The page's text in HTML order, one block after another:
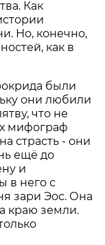
Как
Но, конечно,
как в
были
они любили
что не
мифограф
страсть - они
ещё до
и
в него с
зари Эос. Она
краю земли.